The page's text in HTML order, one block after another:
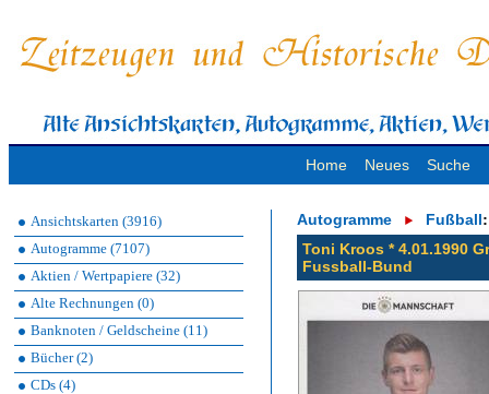
Home Neues Suche
Ansichtskarten (3916)
Autogramme (7107)
Aktien / Wertpapiere (32)
Alte Rechnungen (0)
Banknoten / Geldscheine (11)
Bücher (2)
CDs (4)
Autogramme Fußball:
Toni Kroos * 4.01.1990
Fussball-Bund